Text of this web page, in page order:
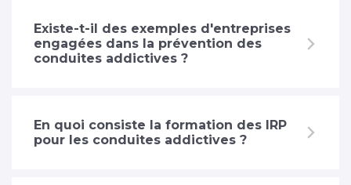
Existe-t-il des exemples d'entreprises
engagées dans la prévention des
conduites addictives ?
En quoi consiste la formation des IRP
pour les conduites addictives ?